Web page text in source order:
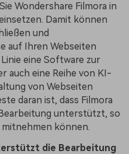
Wondershare Filmora in
Damit können
und
auf Ihren Webseiten
eine Software zur
auch eine Reihe von KI-
von Webseiten
daran ist, dass Filmora
unterstützt, so
können.
die Bearbeitung